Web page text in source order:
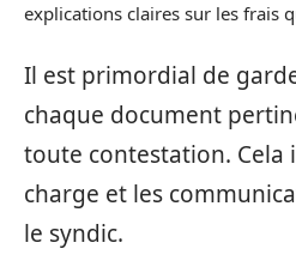
explications claires sur les frais
Il est primordial de
chaque document
toute contestation. Cela
charge et les
le syndic.